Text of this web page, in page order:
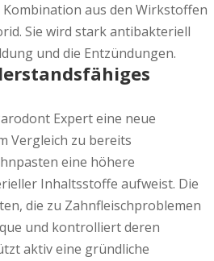
aus den Wirkstoffen
Sie wird stark antibakteriell
und die Entzündungen.
Expert eine neue
Vergleich zu bereits
eine höhere
Inhaltsstoffe aufweist. Die
die zu Zahnfleischproblemen
und kontrolliert deren
aktiv eine gründliche